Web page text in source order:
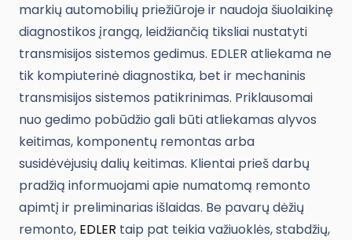
markių automobilių priežiūroje ir naudoja šiuolaikinę
diagnostikos įrangą, leidžiančią tiksliai nustatyti
transmisijos sistemos gedimus. EDLER atliekama ne
tik kompiuterinė diagnostika, bet ir mechaninis
transmisijos sistemos patikrinimas. Priklausomai
nuo gedimo pobūdžio gali būti atliekamas alyvos
keitimas, komponentų remontas arba
susidėvėjusių dalių keitimas. Klientai prieš darbų
pradžią informuojami apie numatomą remonto
apimtį ir preliminarias išlaidas. Be pavarų dėžių
remonto, EDLER taip pat teikia važiuoklės, stabdžių,